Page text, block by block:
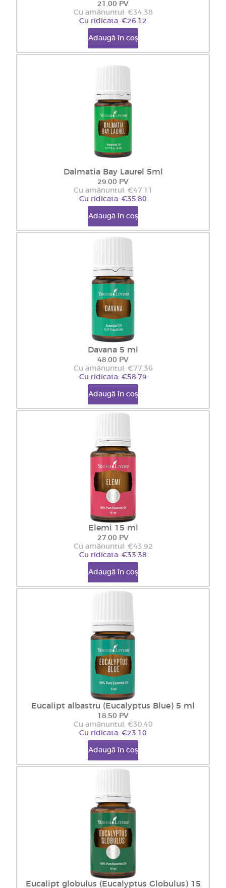
21.00 PV
Cu amănuntul: €34.38
Cu ridicata: €26.12
Adaugă în coș
Dalmatia Bay Laurel 5ml
29.00 PV
Cu amănuntul: €47.11
Cu ridicata: €35.80
Adaugă în coș
Davana 5 ml
48.00 PV
Cu amănuntul: €77.36
Cu ridicata: €58.79
Adaugă în coș
Elemi 15 ml
27.00 PV
Cu amănuntul: €43.92
Cu ridicata: €33.38
Adaugă în coș
Eucalipt albastru (Eucalyptus Blue) 5 ml
18.50 PV
Cu amănuntul: €30.40
Cu ridicata: €23.10
Adaugă în coș
Eucalipt globulus (Eucalyptus Globulus) 15